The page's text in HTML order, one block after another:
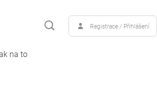
Registrace / Přihlášení
na to